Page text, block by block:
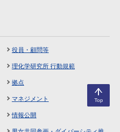
Top
役員・顧問等
理化学研究所 行動規範
拠点
マネジメント
情報公開